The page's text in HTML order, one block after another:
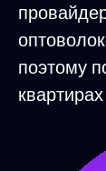
поэтому